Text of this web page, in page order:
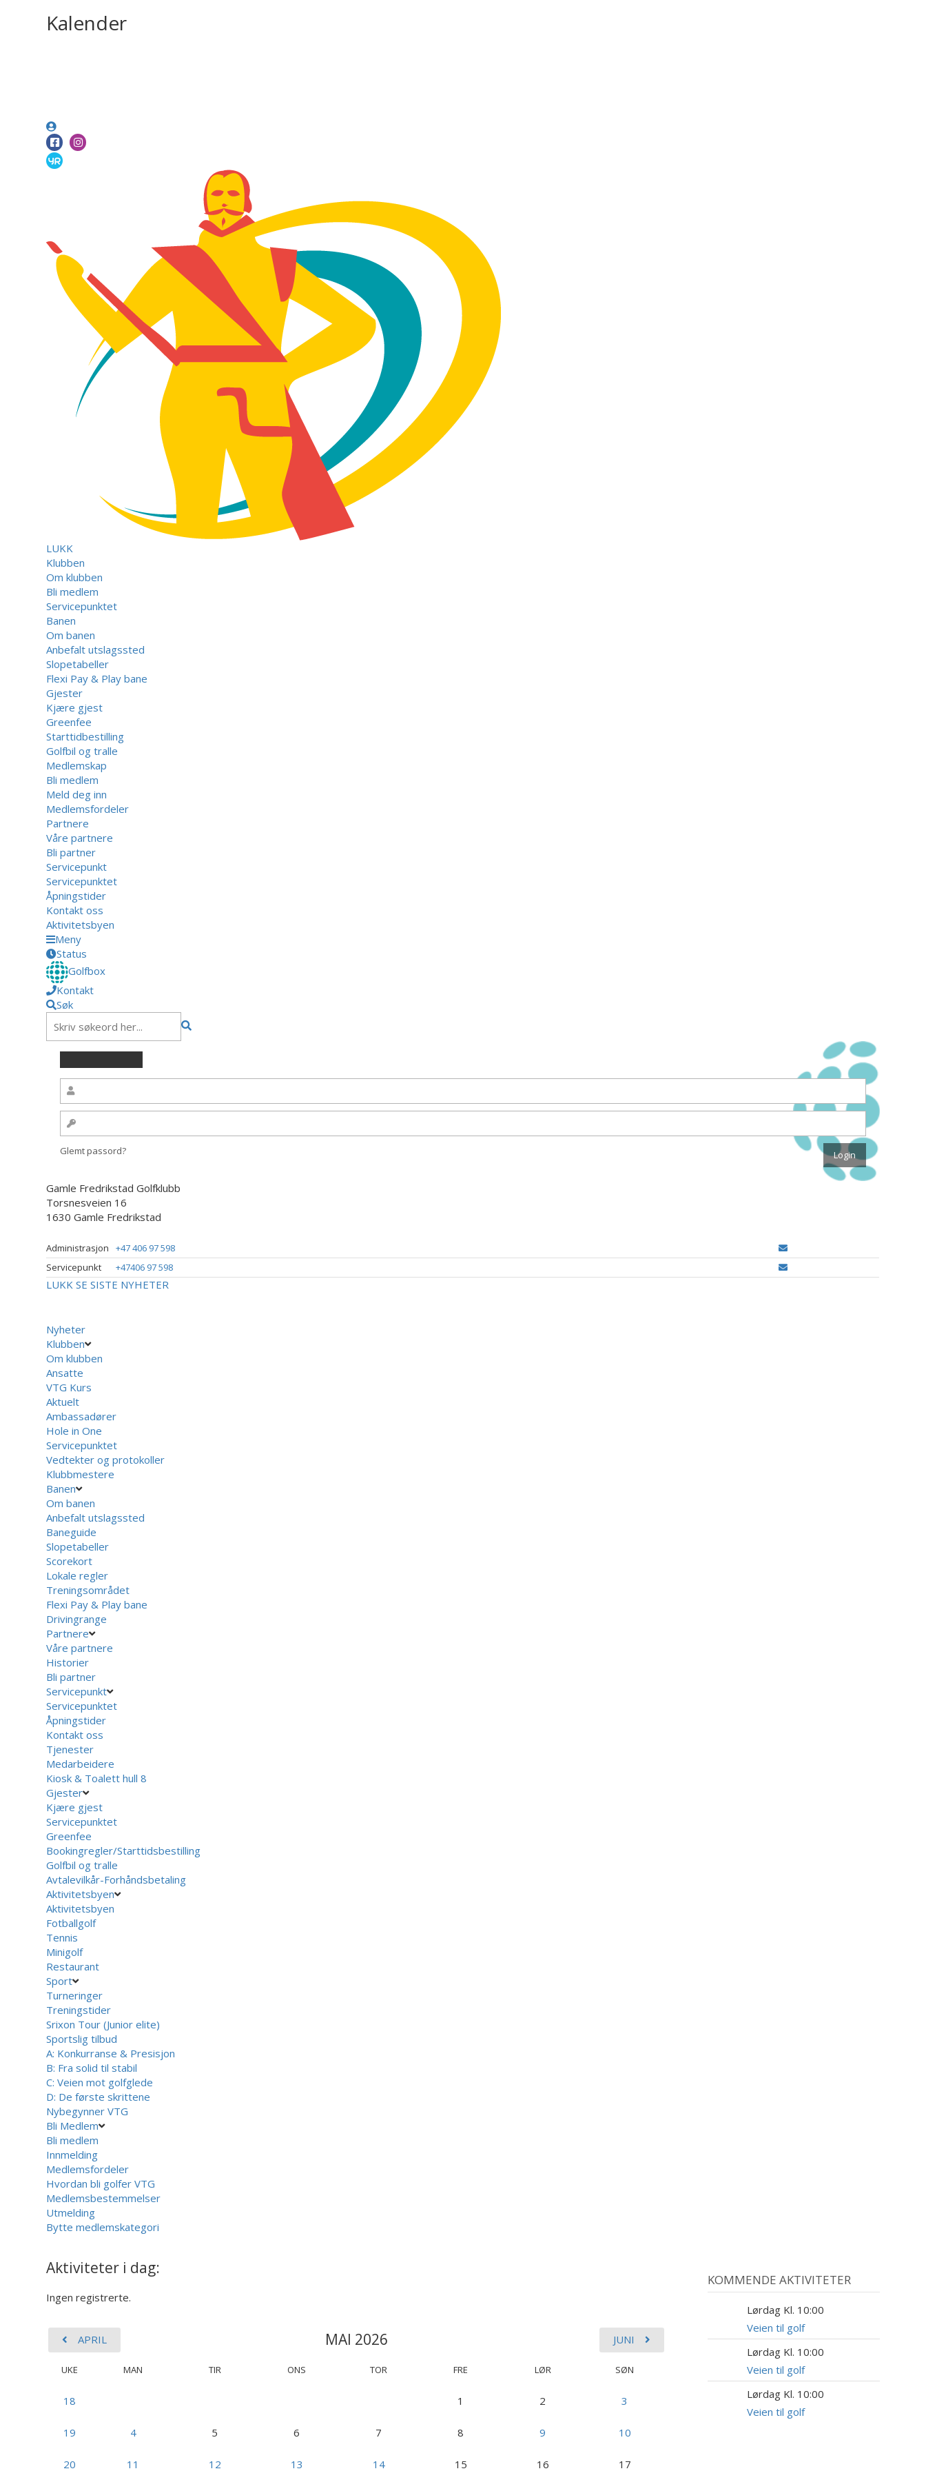
Kalender
LUKK
Klubben
Om klubben
Bli medlem
Servicepunktet
Banen
Om banen
Anbefalt utslagssted
Slopetabeller
Flexi Pay & Play bane
Gjester
Kjære gjest
Greenfee
Starttidbestilling
Golfbil og tralle
Medlemskap
Bli medlem
Meld deg inn
Medlemsfordeler
Partnere
Våre partnere
Bli partner
Servicepunkt
Servicepunktet
Åpningstider
Kontakt oss
Aktivitetsbyen
Meny
Status
Golfbox
Kontakt
Søk
Glemt passord?
Gamle Fredrikstad Golfklubb
Torsnesveien 16
1630 Gamle Fredrikstad
Administrasjon
+47 406 97 598
Servicepunkt
+47406 97 598
LUKK SE SISTE NYHETER
Nyheter
Klubben
Om klubben
Ansatte
VTG Kurs
Aktuelt
Ambassadører
Hole in One
Servicepunktet
Vedtekter og protokoller
Klubbmestere
Banen
Om banen
Anbefalt utslagssted
Baneguide
Slopetabeller
Scorekort
Lokale regler
Treningsområdet
Flexi Pay & Play bane
Drivingrange
Partnere
Våre partnere
Historier
Bli partner
Servicepunkt
Servicepunktet
Åpningstider
Kontakt oss
Tjenester
Medarbeidere
Kiosk & Toalett hull 8
Gjester
Kjære gjest
Servicepunktet
Greenfee
Bookingregler/Starttidsbestilling
Golfbil og tralle
Avtalevilkår-Forhåndsbetaling
Aktivitetsbyen
Aktivitetsbyen
Fotballgolf
Tennis
Minigolf
Restaurant
Sport
Turneringer
Treningstider
Srixon Tour (Junior elite)
Sportslig tilbud
A: Konkurranse & Presisjon
B: Fra solid til stabil
C: Veien mot golfglede
D: De første skrittene
Nybegynner VTG
Bli Medlem
Bli medlem
Innmelding
Medlemsfordeler
Hvordan bli golfer VTG
Medlemsbestemmelser
Utmelding
Bytte medlemskategori
Aktiviteter i dag:
Ingen registrerte.
APRIL JUNI
MAI 2026
UKE MAN TIR ONS TOR FRE LØR SØN
18 1 2 3
19 4 5 6 7 8 9 10
20 11 12 13 14 15 16 17
KOMMENDE AKTIVITETER
Lørdag Kl. 10:00
Veien til golf
Lørdag Kl. 10:00
Veien til golf
Lørdag Kl. 10:00
Veien til golf